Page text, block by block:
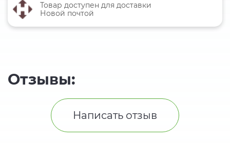
Товар доступен для доставки
Новой почтой
Отзывы:
Написать отзыв